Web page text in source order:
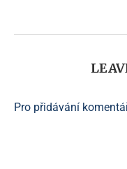
Pro přidávání